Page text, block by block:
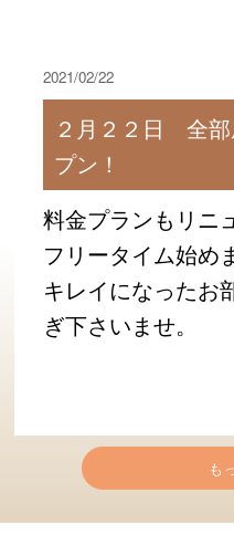
2021/02/22
２月２２日 全部
プン！
料金プランもリニ
フリータイム始め
キレイになったお
ぎ下さいませ。
も